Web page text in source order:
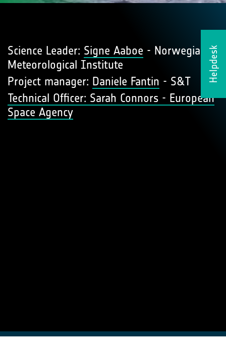
Helpdesk
Science Leader: Signe Aaboe - Norwegian
Meteorological Institute
Project manager: Daniele Fantin - S&T
Technical Officer: Sarah Connors - European
Space Agency